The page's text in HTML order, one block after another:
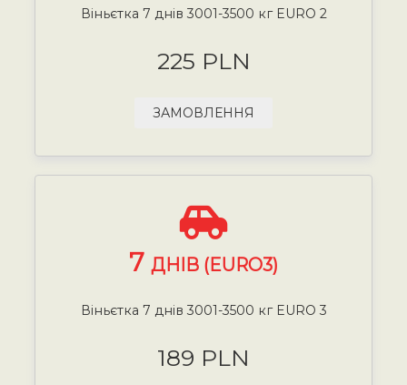
Віньєтка 7 днів 3001-3500 кг EURO 2
225 PLN
ЗАМОВЛЕННЯ
7 ДНІВ (EURO3)
Віньєтка 7 днів 3001-3500 кг EURO 3
189 PLN